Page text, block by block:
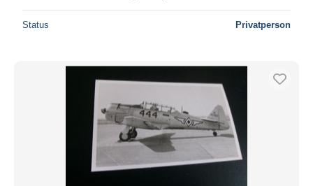
Status Privatperson